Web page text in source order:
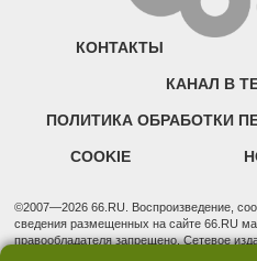
КОНТАКТЫ
КАНАЛ В
ПОЛИТИКА ОБРАБОТКИ
COOKIE
©2007—2026 66.RU. Воспроизведение,
сведения размещенных на сайте 66.RU
правообладателя запрещено. Сетевое